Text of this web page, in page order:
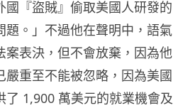
國『盜賊』偷取美國人研發的
題。」不過他在聲明中，語氣
案表決，但不會放棄，因為他
嚴重至不能被忽略，因為美國
了 1,900 萬美元的就業機會及